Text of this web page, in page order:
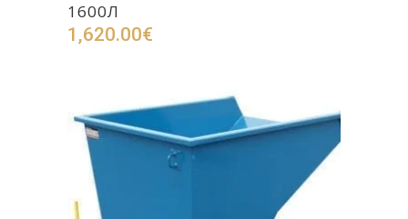
1600Л
1,620.00€